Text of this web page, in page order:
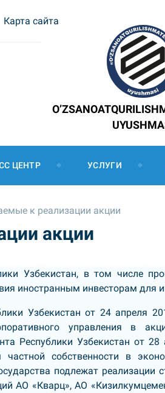
Карта сайта
ЦЕНТР УСЛУГИ
к реализации акции
акции
Узбекистан, в том числе
иностранным инвесторам для
Узбекистан от 24 апреля
управления в
Республики Узбекистан от
собственности в
подлежат реализации
АО «Кварц», АО